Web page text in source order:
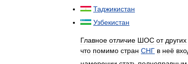
Таджикистан
Узбекистан
Главное отличие ШОС от других
что помимо стран СНГ в неё